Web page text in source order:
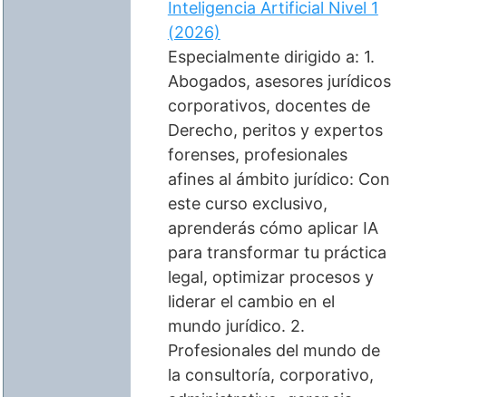
Inteligencia Artificial Nivel 1
(2026)
Especialmente dirigido a: 1.
Abogados, asesores jurídicos
corporativos, docentes de
Derecho, peritos y expertos
forenses, profesionales
afines al ámbito jurídico: Con
este curso exclusivo,
aprenderás cómo aplicar IA
para transformar tu práctica
legal, optimizar procesos y
liderar el cambio en el
mundo jurídico. 2.
Profesionales del mundo de
la consultoría, corporativo,